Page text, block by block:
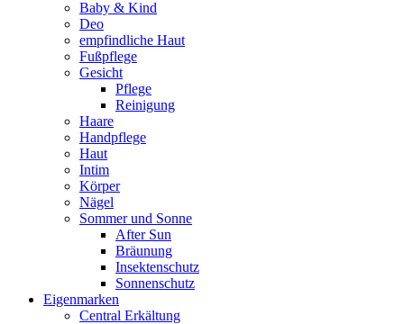
Baby & Kind
Deo
empfindliche Haut
Fußpflege
Gesicht
Pflege
Reinigung
Haare
Handpflege
Haut
Intim
Körper
Nägel
Sommer und Sonne
After Sun
Bräunung
Insektenschutz
Sonnenschutz
Eigenmarken
Central Erkältung